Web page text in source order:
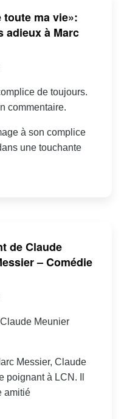
toute ma vie»:
adieux à Marc
de toujours.
commentaire.
à son complice
une touchante
de Claude
– Comédie
Meunier
Messier, Claude
poignant à LCN. Il
amitié